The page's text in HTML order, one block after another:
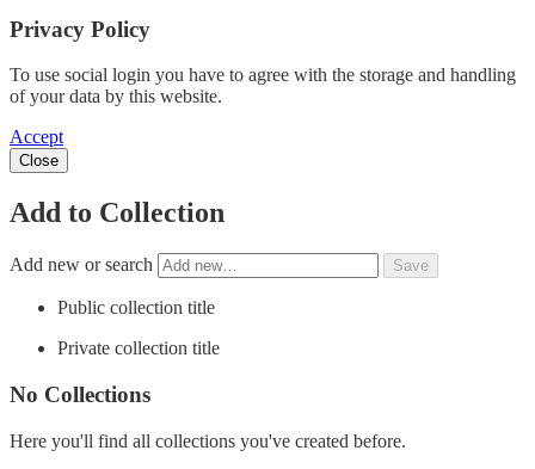
Privacy Policy
To use social login you have to agree with the storage and handling
of your data by this website.
Accept
Close
Add to Collection
Add new or search
Public collection title
Private collection title
No Collections
Here you'll find all collections you've created before.